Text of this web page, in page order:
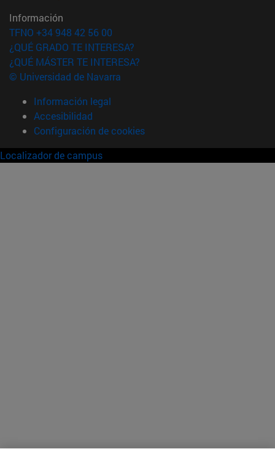
Información
TFNO +34 948 42 56 00
¿QUÉ GRADO TE INTERESA?
¿QUÉ MÁSTER TE INTERESA?
© Universidad de Navarra
Información legal
Accesibilidad
Configuración de cookies
Localizador de campus